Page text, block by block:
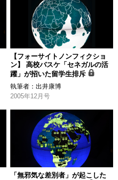
【フォーサイトノンフィクショ
ン】 高校バスケ「セネガルの活
躍」が招いた留学生排斥
執筆者：出井康博
2005年12月号
「無邪気な差別者」が起こした